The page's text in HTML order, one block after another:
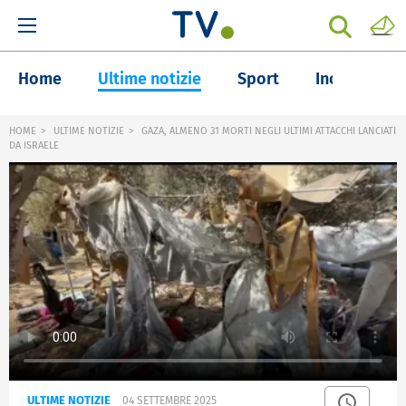
Home Ultime notizie Sport Inchieste
HOME ULTIME NOTIZIE
GAZA, ALMENO 31 MORTI NEGLI ULTIMI ATTACCHI LANCIATI
DA ISRAELE
ULTIME NOTIZIE 04 SETTEMBRE 2025